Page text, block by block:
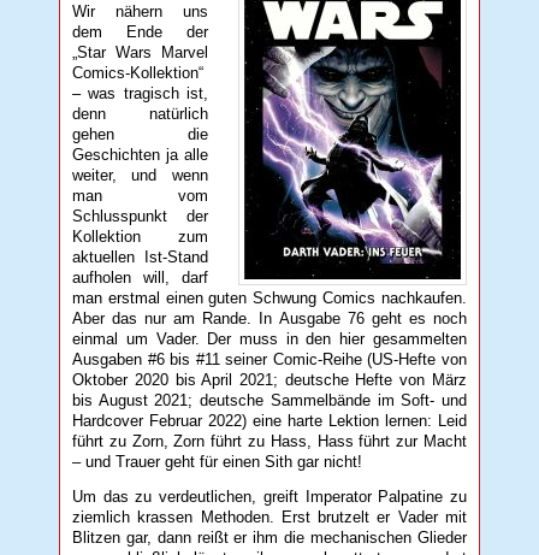
Wir nähern uns
dem Ende der
„Star Wars Marvel
Comics-Kollektion“
– was tragisch ist,
denn natürlich
gehen die
Geschichten ja alle
weiter, und wenn
man vom
Schlusspunkt der
Kollektion zum
aktuellen Ist-Stand
aufholen will, darf
man erstmal einen guten Schwung Comics nachkaufen.
Aber das nur am Rande. In Ausgabe 76 geht es noch
einmal um Vader. Der muss in den hier gesammelten
Ausgaben #6 bis #11 seiner Comic-Reihe (US-Hefte von
Oktober 2020 bis April 2021; deutsche Hefte von März
bis August 2021; deutsche Sammelbände im Soft- und
Hardcover Februar 2022) eine harte Lektion lernen: Leid
führt zu Zorn, Zorn führt zu Hass, Hass führt zur Macht
– und Trauer geht für einen Sith gar nicht!
Um das zu verdeutlichen, greift Imperator Palpatine zu
ziemlich krassen Methoden. Erst brutzelt er Vader mit
Blitzen gar, dann reißt er ihm die mechanischen Glieder